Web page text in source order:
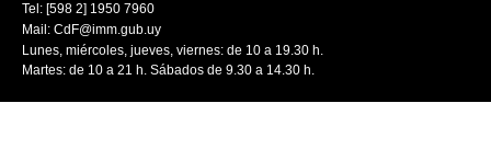
Tel: [598 2] 1950 7960
Mail: CdF@imm.gub.uy
Lunes, miércoles, jueves, viernes: de 10 a 19.30 h.
Martes: de 10 a 21 h. Sábados de 9.30 a 14.30 h.